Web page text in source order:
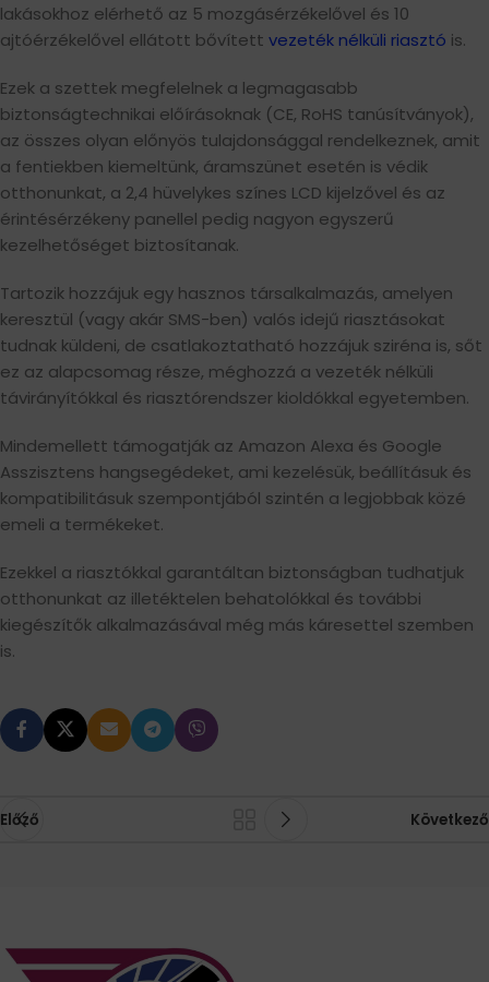
lakásokhoz elérhető az 5 mozgásérzékelővel és 10
ajtóérzékelővel ellátott bővített vezeték nélküli riasztó is.
Ezek a szettek megfelelnek a legmagasabb
biztonságtechnikai előírásoknak (CE, RoHS tanúsítványok),
az összes olyan előnyös tulajdonsággal rendelkeznek, amit
a fentiekben kiemeltünk, áramszünet esetén is védik
otthonunkat, a 2,4 hüvelykes színes LCD kijelzővel és az
érintésérzékeny panellel pedig nagyon egyszerű
kezelhetőséget biztosítanak.
Tartozik hozzájuk egy hasznos társalkalmazás, amelyen
keresztül (vagy akár SMS-ben) valós idejű riasztásokat
tudnak küldeni, de csatlakoztatható hozzájuk sziréna is, sőt
ez az alapcsomag része, méghozzá a vezeték nélküli
távirányítókkal és riasztórendszer kioldókkal egyetemben.
Mindemellett támogatják az Amazon Alexa és Google
Asszisztens hangsegédeket, ami kezelésük, beállításuk és
kompatibilitásuk szempontjából szintén a legjobbak közé
emeli a termékeket.
Ezekkel a riasztókkal garantáltan biztonságban tudhatjuk
otthonunkat az illetéktelen behatolókkal és további
kiegészítők alkalmazásával még más káresettel szemben
is.
Előző Következő